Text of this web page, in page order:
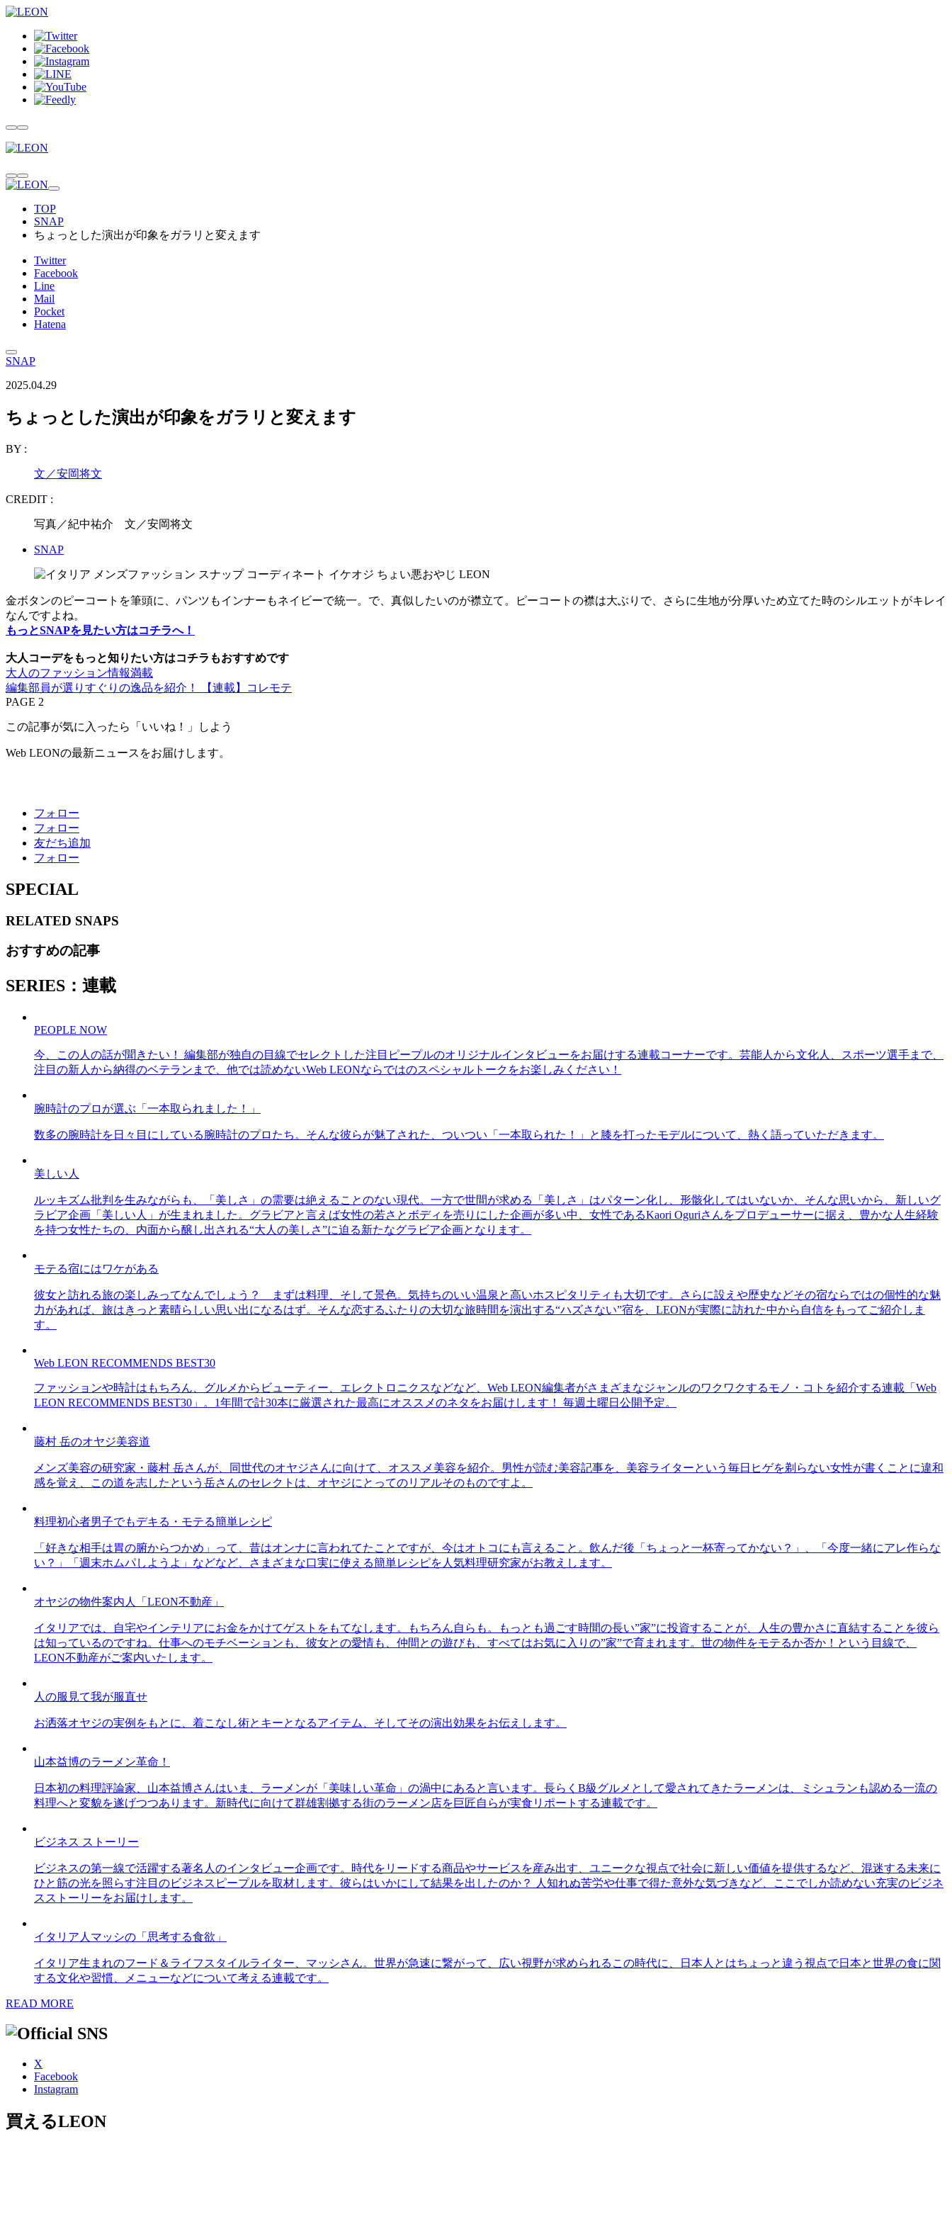
TOP
SNAP
ちょっとした演出が印象をガラリと変えます
Twitter
Facebook
Line
Mail
Pocket
Hatena
SNAP
2025.04.29
ちょっとした演出が印象をガラリと変えます
BY :
文／安岡将文
CREDIT :
写真／紀中祐介 文／安岡将文
SNAP
金ボタンのピーコートを筆頭に、パンツもインナーもネイビーで統一。で、真似したいのが襟立て。ピーコートの襟は大ぶりで、さらに生地が分厚いため立てた時のシルエットがキレイ
なんですよね。
もっとSNAPを見たい方はコチラへ！
大人コーデをもっと知りたい方はコチラもおすすめです
大人のファッション情報満載
編集部員が選りすぐりの逸品を紹介！ 【連載】コレモテ
PAGE 2
この記事が気に入ったら「いいね！」しよう
Web LEONの最新ニュースをお届けします。
フォロー
フォロー
友だち追加
フォロー
SPECIAL
RELATED SNAPS
おすすめの記事
SERIES：連載
PEOPLE NOW
今、この人の話が聞きたい！ 編集部が独自の目線でセレクトした注目ピープルのオリジナルインタビューをお届けする連載コーナーです。芸能人から文化人、スポーツ選手まで、
注目の新人から納得のベテランまで、他では読めないWeb LEONならではのスペシャルトークをお楽しみください！
腕時計のプロが選ぶ「一本取られました！」
数多の腕時計を日々目にしている腕時計のプロたち。そんな彼らが魅了された、ついつい「一本取られた！」と膝を打ったモデルについて、熱く語っていただきます。
美しい人
ルッキズム批判を生みながらも、「美しさ」の需要は絶えることのない現代。一方で世間が求める「美しさ」はパターン化し、形骸化してはいないか、そんな思いから、新しいグ
ラビア企画「美しい人」が生まれました。グラビアと言えば女性の若さとボディを売りにした企画が多い中、女性であるKaori Oguriさんをプロデューサーに据え、豊かな人生経験
を持つ女性たちの、内面から醸し出される“大人の美しさ”に迫る新たなグラビア企画となります。
モテる宿にはワケがある
彼女と訪れる旅の楽しみってなんでしょう？ まずは料理、そして景色。気持ちのいい温泉と高いホスピタリティも大切です。さらに設えや歴史などその宿ならではの個性的な魅
力があれば、旅はきっと素晴らしい思い出になるはず。そんな恋するふたりの大切な旅時間を演出する“ハズさない”宿を、LEONが実際に訪れた中から自信をもってご紹介しま
す。
Web LEON RECOMMENDS BEST30
ファッションや時計はもちろん、グルメからビューティー、エレクトロニクスなどなど、Web LEON編集者がさまざまなジャンルのワクワクするモノ・コトを紹介する連載「Web
LEON RECOMMENDS BEST30」。1年間で計30本に厳選された最高にオススメのネタをお届けします！ 毎週土曜日公開予定。
藤村 岳のオヤジ美容道
メンズ美容の研究家・藤村 岳さんが、同世代のオヤジさんに向けて、オススメ美容を紹介。男性が読む美容記事を、美容ライターという毎日ヒゲを剃らない女性が書くことに違和
感を覚え、この道を志したという岳さんのセレクトは、オヤジにとってのリアルそのものですよ。
料理初心者男子でもデキる・モテる簡単レシピ
「好きな相手は胃の腑からつかめ」って、昔はオンナに言われてたことですが、今はオトコにも言えること。飲んだ後「ちょっと一杯寄ってかない？」、「今度一緒にアレ作らな
い？」「週末ホムパしようよ」などなど、さまざまな口実に使える簡単レシピを人気料理研究家がお教えします。
オヤジの物件案内人「LEON不動産」
イタリアでは、自宅やインテリアにお金をかけてゲストをもてなします。もちろん自らも。もっとも過ごす時間の長い”家”に投資することが、人生の豊かさに直結することを彼ら
は知っているのですね。仕事へのモチベーションも、彼女との愛情も、仲間との遊びも、すべてはお気に入りの”家”で育まれます。世の物件をモテるか否か！という目線で、
LEON不動産がご案内いたします。
人の服見て我が服直せ
お洒落オヤジの実例をもとに、着こなし術とキーとなるアイテム、そしてその演出効果をお伝えします。
山本益博のラーメン革命！
日本初の料理評論家、山本益博さんはいま、ラーメンが「美味しい革命」の渦中にあると言います。長らくB級グルメとして愛されてきたラーメンは、ミシュランも認める一流の
料理へと変貌を遂げつつあります。新時代に向けて群雄割拠する街のラーメン店を巨匠自らが実食リポートする連載です。
ビジネス ストーリー
ビジネスの第一線で活躍する著名人のインタビュー企画です。時代をリードする商品やサービスを産み出す、ユニークな視点で社会に新しい価値を提供するなど、混迷する未来に
ひと筋の光を照らす注目のビジネスピープルを取材します。彼らはいかにして結果を出したのか？ 人知れぬ苦労や仕事で得た意外な気づきなど、ここでしか読めない充実のビジネ
スストーリーをお届けします。
イタリア人マッシの「思考する食欲」
イタリア生まれのフード＆ライフスタイルライター、マッシさん。世界が急速に繋がって、広い視野が求められるこの時代に、日本人とはちょっと違う視点で日本と世界の食に関
する文化や習慣、メニューなどについて考える連載です。
READ MORE
X
Facebook
Instagram
買えるLEON